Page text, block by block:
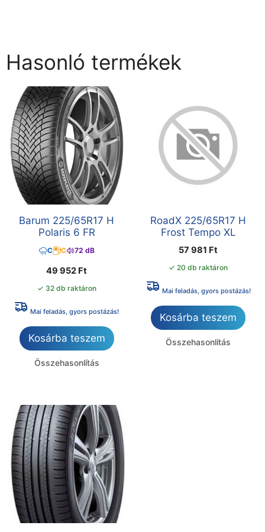
Hasonló termékek
Barum 225/65R17 H
Polaris 6 FR
C C 72 dB
49 952 Ft
✓ 32 db raktáron
Mai feladás, gyors postázás!
Kosárba teszem
Összehasonlítás
RoadX 225/65R17 H
Frost Tempo XL
57 981 Ft
✓ 20 db raktáron
Mai feladás, gyors postázás!
Kosárba teszem
Összehasonlítás